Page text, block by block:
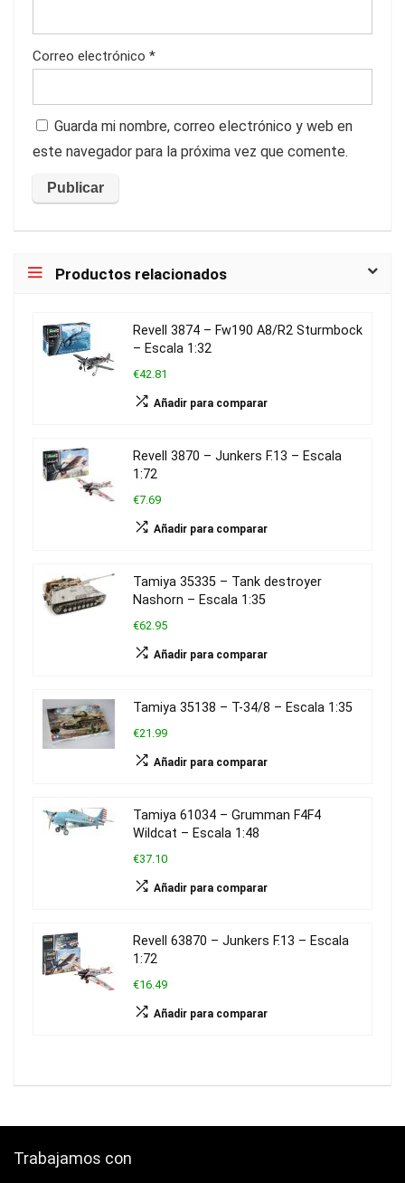
Correo electrónico *
Guarda mi nombre, correo electrónico y web en
este navegador para la próxima vez que comente.
Productos relacionados
Revell 3874 – Fw190 A8/R2 Sturmbock
– Escala 1:32
€42.81
Añadir para comparar
Revell 3870 – Junkers F.13 – Escala
1:72
€7.69
Añadir para comparar
Tamiya 35335 – Tank destroyer
Nashorn – Escala 1:35
€62.95
Añadir para comparar
Tamiya 35138 – T-34/8 – Escala 1:35
€21.99
Añadir para comparar
Tamiya 61034 – Grumman F4F4
Wildcat – Escala 1:48
€37.10
Añadir para comparar
Revell 63870 – Junkers F.13 – Escala
1:72
€16.49
Añadir para comparar
Trabajamos con